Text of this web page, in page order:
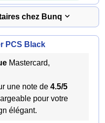
chez Bunq
PCS Black
Mastercard,
une note de 4.5/5
pour votre
élégant.